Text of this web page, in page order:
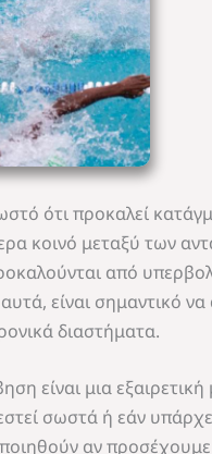
ότι προκαλεί
κοινό μεταξύ των
από
είναι σημαντικό
διαστήματα.
είναι μια
σωστά ή εάν
αν